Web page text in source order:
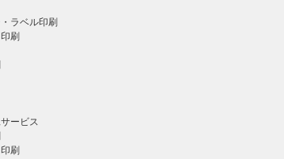
ラベル印刷
刷
ービス
刷